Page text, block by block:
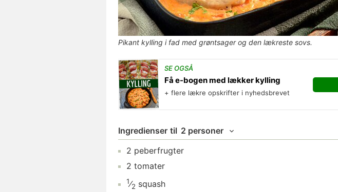
Pikant kylling i fad med grøntsager og den lækreste sovs.
SE OGSÅ
Få e-bogen med lækker kylling
+ flere lækre opskrifter i nyhedsbrevet
Ingredienser til 2 personer
2 peberfrugter
2 tomater
1⁄2 squash